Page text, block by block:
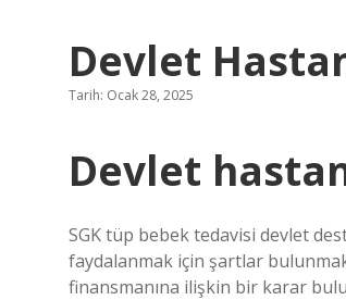
Devlet
Tarih: Ocak 28, 2025
Devlet
SGK tüp bebek tedavisi devlet
faydalanmak için şartlar
finansmanına ilişkin bir karar